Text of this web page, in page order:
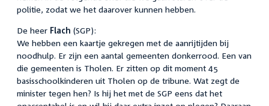
politie, zodat we het daarover kunnen hebben.
De heer Flach (SGP):
We hebben een kaartje gekregen met de aanrijtijden bij
noodhulp. Er zijn een aantal gemeenten donkerrood. Een van
die gemeenten is Tholen. Er zitten op dit moment 45
basisschoolkinderen uit Tholen op de tribune. Wat zegt de
minister tegen hen? Is hij het met de SGP eens dat het